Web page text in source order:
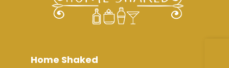
Home Shaked